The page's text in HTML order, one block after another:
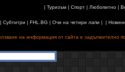
| Туризъм| Спорт| Любопитно|
Субтитри | FHL.BG | Очи на четири лапи | |
на информация от сайта е задължително